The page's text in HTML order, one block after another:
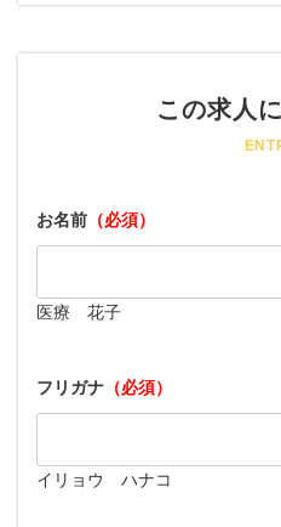
この求人
お名前 （必須）
医療 花子
フリガナ （必須）
イリョウ ハナコ